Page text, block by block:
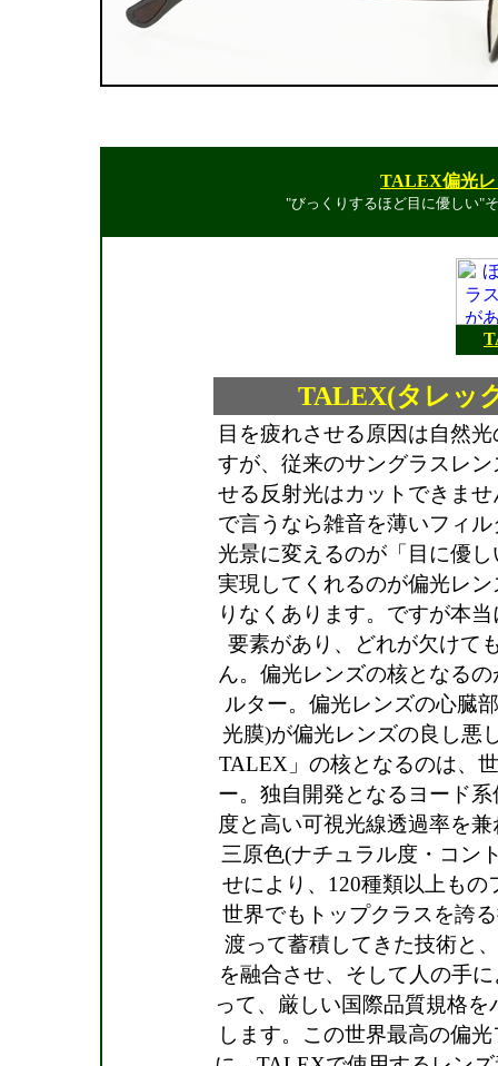
TALEX偏光レ
"びっくりするほど目に優しい"
TALEX(タレッ
目を疲れさせる原因は自然
すが、従来のサングラスレ
せる反射光はカットできま
で言うなら雑音を薄いフィ
光景に変えるのが「目に優
実現してくれるのが偏光レ
りなくあります。ですが本
要素があり、どれが欠けて
ん。偏光レンズの核となる
ルター。偏光レンズの心臓
光膜)が偏光レンズの良し悪
TALEX」の核となるのは、
ー。独自開発となるヨード
度と高い可視光線透過率を
三原色(ナチュラル度・コン
せにより、120種類以上も
世界でもトップクラスを誇
渡って蓄積してきた技術と
を融合させ、そして人の手
って、厳しい国際品質規格
します。この世界最高の偏